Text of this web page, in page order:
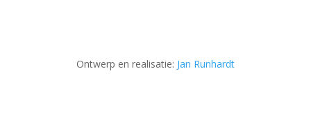
Ontwerp en realisatie: Jan Runhardt